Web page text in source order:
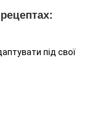
під свої